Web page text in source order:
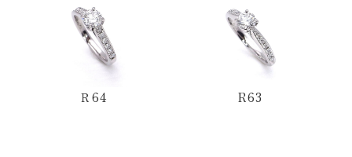
Ｒ64 R63